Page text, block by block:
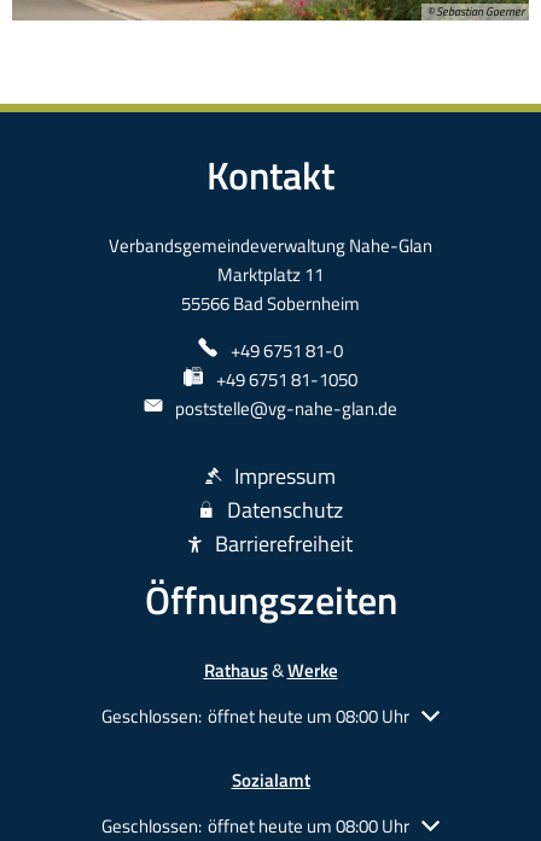
© Sebastian Goerner
Kontakt
Verbandsgemeindeverwaltung Nahe-Glan
Marktplatz 11
55566 Bad Sobernheim
+49 6751 81-0
+49 6751 81-1050
poststelle@vg-nahe-glan.de
Impressum
Datenschutz
Barrierefreiheit
Öffnungszeiten
Rathaus&Werke
Klicken, um weitere Öffnungs- oder Schließzeiten
Geschlossen: öffnet heute um 08:00 Uhr
Sozialamt
Klicken, um weitere Öffnungs- oder Schließzeiten
Geschlossen: öffnet heute um 08:00 Uhr